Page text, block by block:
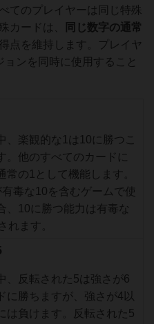
てのプレイヤーは同じ特殊
カードは、
同じ数字の通常
点を維持します。プレイヤ
ンを同時に使用すること
、楽観的な1は10に勝つこ
。他のすべてのカードに
常の1として機能します。
毒な10を含むゲームで使
、10に勝つ能力は有毒な
れます。
、反転された5は強さが6
に勝ちますが、強さが4以
は負けます。反転された5